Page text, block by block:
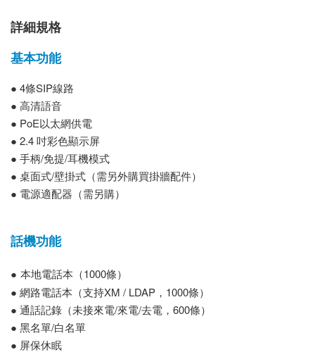
詳細規格
基本功能
● 4條SIP線路
● 高清語音
● PoE以太網供電
● 2.4 吋彩色顯示屏
● 手柄/免提/耳機模式
● 桌面式/壁掛式（需另外購買掛牆配件）
● 電源適配器（需另購）
話機功能
● 本地電話本（1000條）
● 網路電話本（支持XM / LDAP，1000條）
● 通話記錄（未接來電/來電/去電，600條）
● 黑名單/白名單
● 屏保休眠